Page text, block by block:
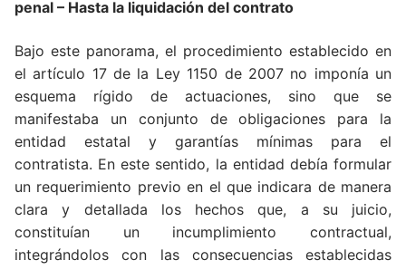
penal – Hasta la liquidación del contrato
Bajo este panorama, el procedimiento establecido en
el artículo 17 de la Ley 1150 de 2007 no imponía un
esquema rígido de actuaciones, sino que se
manifestaba un conjunto de obligaciones para la
entidad estatal y garantías mínimas para el
contratista. En este sentido, la entidad debía formular
un requerimiento previo en el que indicara de manera
clara y detallada los hechos que, a su juicio,
constituían un incumplimiento contractual,
integrándolos con las consecuencias establecidas